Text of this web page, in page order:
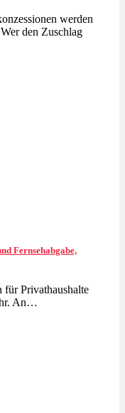
werden
den Zuschlag
Fernsehabgabe,
für Privathaushalte
An…